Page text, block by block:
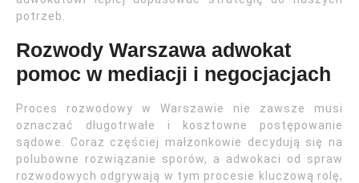
potrzeb.
Rozwody Warszawa adwokat
pomoc w mediacji i negocjacjach
Proces rozwodowy w Warszawie nie zawsze musi
oznaczać długotrwałe i kosztowne postępowanie
sądowe. Coraz częściej małżonkowie decydują się na
polubowne rozwiązanie sporów, a adwokaci od spraw
rozwodowych odgrywają w tym procesie kluczową rolę,